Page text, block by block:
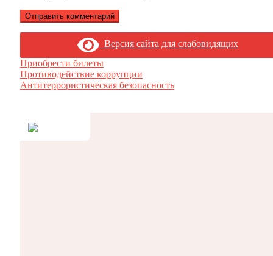
Версия сайта для слабовидящих
Приобрести билеты
Противодействие коррупции
Антитеррористическая безопасность